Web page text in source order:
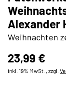
Alexander
Weihnachten
23,99 €
inkl. 19% MwSt. , zzgl.